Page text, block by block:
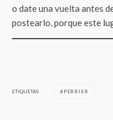
o date una vuelta antes
postearlo, porque este
ETIQUETAS PERRIER